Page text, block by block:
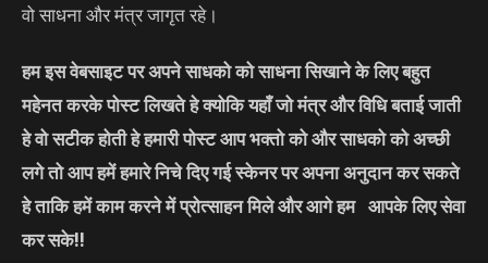
वो साधना और मंत्र जागृत रहे।
हम इस वेबसाइट पर अपने साधको को साधना सिखाने के लिए बहुत
महेनत करके पोस्ट लिखते हे क्योकि यहाँ जो मंत्र और विधि बताई जाती
हे वो सटीक होती हे हमारी पोस्ट आप भक्तो को और साधको को अच्छी
लगे तो आप हमें हमारे निचे दिए गई स्केनर पर अपना अनुदान कर सकते
हे ताकि हमें काम करने में प्रोत्साहन मिले और आगे हम आपके लिए सेवा
कर सके!!